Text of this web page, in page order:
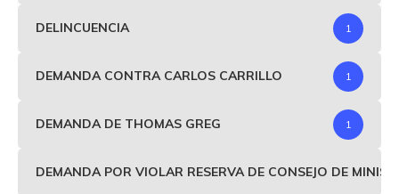
DELINCUENCIA 1
DEMANDA CONTRA CARLOS CARRILLO 1
DEMANDA DE THOMAS GREG 1
DEMANDA POR VIOLAR RESERVA DE CONSEJO DE